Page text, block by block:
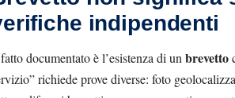
indipendenti
documentato è l’esistenza di un brevetto
richiede prove diverse: foto